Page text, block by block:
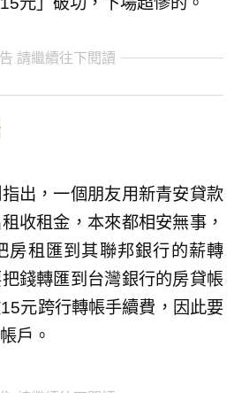
請繼續往下閱讀
出，一個朋友用新青安貸款
收租金，本來都相安無事，
房租匯到其聯邦銀行的薪轉
錢轉匯到台灣銀行的房貸帳
元跨行轉帳手續費，因此要
戶。